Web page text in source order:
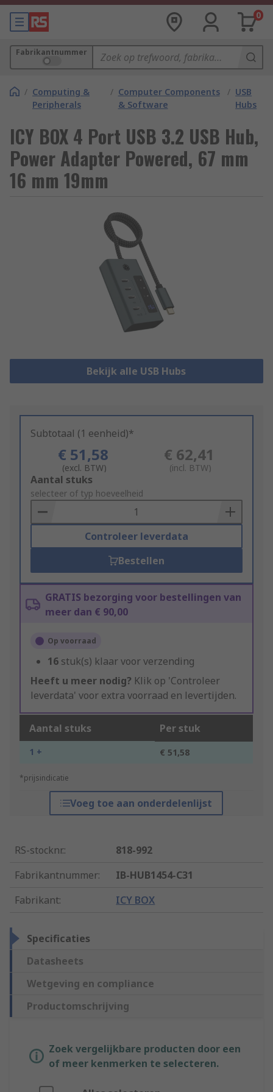
0
Fabrikantnummer
/ Computing &
Peripherals
/ Computer Components
& Software
/ USB
Hubs
ICY BOX 4 Port USB 3.2 USB Hub,
Power Adapter Powered, 67 mm
16 mm 19mm
Bekijk alle USB Hubs
Subtotaal (1 eenheid)*
€ 51,58
(excl. BTW)
€ 62,41
(incl. BTW)
Add
to
Basket
Aantal stuks
selecteer of typ hoeveelheid
Controleer leverdata
Bestellen
GRATIS bezorging voor bestellingen van
meer dan € 90,00
Op voorraad
16 stuk(s) klaar voor verzending
Heeft u meer nodig? Klik op 'Controleer
leverdata' voor extra voorraad en levertijden.
Aantal stuks Per stuk
1 + € 51,58
*prijsindicatie
Voeg toe aan onderdelenlijst
RS-stocknr.:
818-992
Fabrikantnummer:
IB-HUB1454-C31
Fabrikant: ICY BOX
Specificaties
Datasheets
Wetgeving en compliance
Productomschrijving
Zoek vergelijkbare producten door een
of meer kenmerken te selecteren.